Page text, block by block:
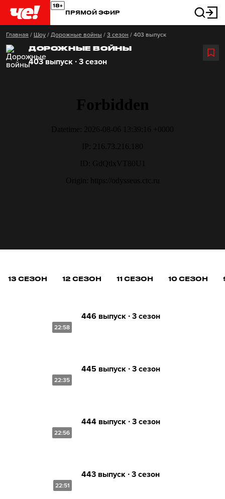
ПРЯМОЙ ЭФИР
Главная / Шоу / Дорожные войны / 3 сезон / 403 выпуск
ДОРОЖНЫЕ ВОЙНЫ
403 выпуск ∙ 3 сезон
13 СЕЗОН 12 СЕЗОН 11 СЕЗОН 10 СЕЗОН
22:58
446 выпуск ∙ 3 сезон
22:35
445 выпуск ∙ 3 сезон
22:56
444 выпуск ∙ 3 сезон
22:51
443 выпуск ∙ 3 сезон